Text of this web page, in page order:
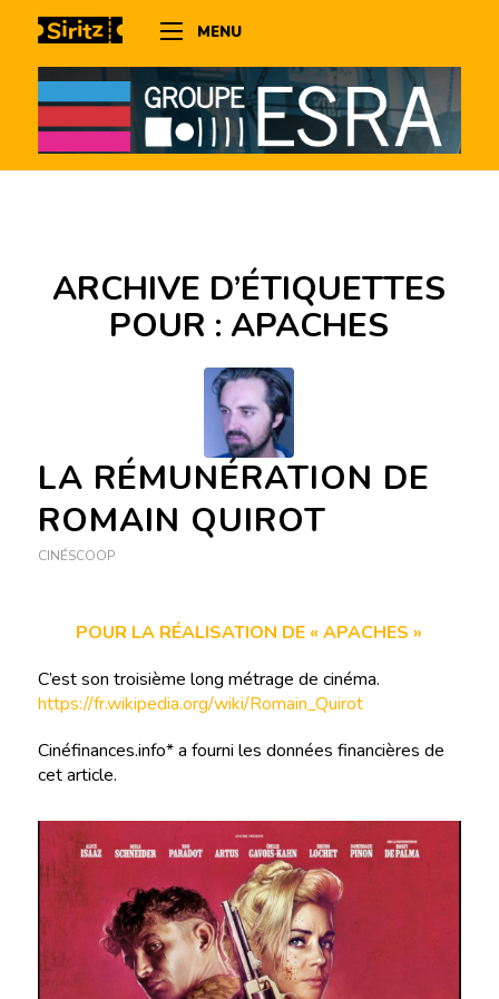
MENU
ARCHIVE D’ÉTIQUETTES
POUR :APACHES
LA RÉMUNÉRATION DE
ROMAIN QUIROT
CINÉSCOOP
POUR LA RÉALISATION DE « APACHES »
C’est son troisième long métrage de cinéma.
https://fr.wikipedia.org/wiki/Romain_Quirot
Cinéfinances.info* a fourni les données financières de
cet article.